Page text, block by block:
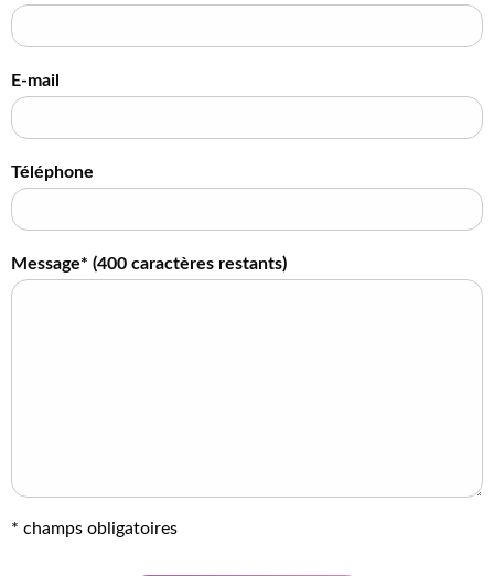
E-mail
Téléphone
Message* (400 caractères restants)
* champs obligatoires